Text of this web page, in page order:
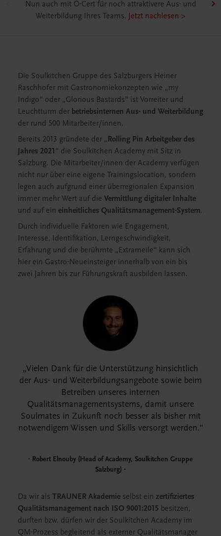
Aus- und
Jetzt nachlesen >
Die Soulkitchen Gruppe des Salzburgers Heiner
Raschhofer mit Gastronomiekonzepten wie „my
Indigo“ oder „Glorious Bastards“ ist Vorreiter und
Leuchtturm der betriebsinternen Aus- und Weiterbildung
der rund 500 Mitarbeiter/innen.
Bereits 2013 gründete der „Rolling Pin Arbeitgeber des
Jahres 2021“ die Soulkitchen Academy mit Sitz in
Salzburg. Die Mitarbeiter/innen der Academy verfügen
nicht nur über eine eigene Trainingslocation, sondern
legen auch aufgrund einer überregionalen Expansion
immer mehr Wert auf die Vermittlung digitaler Inhalte
und auf ein einheitliches Qualitätsmanagement-System.
Durch individuelle Faktoren wie Engagement,
Interesse, Identifikation, Lerngeschwindigkeit,
Erfahrung und die berühmte „Extrameile“ kann sich
hier ein Gastro-Neueinsteiger innerhalb von ein bis
zwei Jahren bis zur Führungskraft ausbilden lassen.
Vielen Dank für die Unterstützung hinsichtlich
der Aus- und Weiterbildungsangebote sowie beim
Betreiben unseres internen
Qualitätsmanagementsystems, damit unsere
Soulmates in Zukunft noch besser als bisher mit
notwendigem Wissen und Skills versorgt werden.
Robert Elnouby (Head of Academy, Soulkitchen Gruppe
Salzburg)
Da wir als TRAUNER Akademie selbst ein zertifiziertes
Qualitätsmanagement nach ISO 9001:2015 besitzen,
durften bzw. dürfen wir der Soulkitchen Academy im
QM-Prozess begleitend als externer Qualitätsmanager